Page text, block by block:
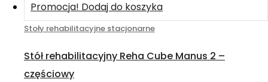
Promocja! Dodaj do koszyka
Stoły rehabilitacyjne stacjonarne
Stół rehabilitacyjny Reha Cube Manus 2 –
częściowy